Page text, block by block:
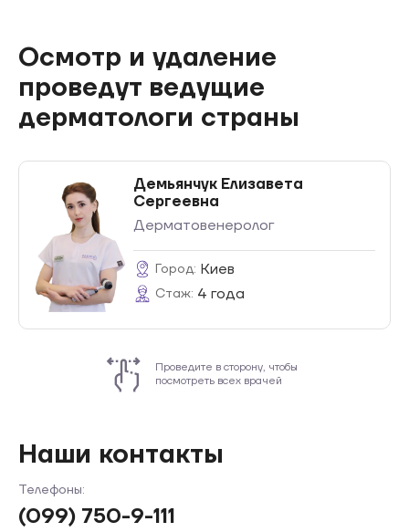
Осмотр и удаление
проведут ведущие
дерматологи страны
Дерматовенеролог
Демьянчук Елизавета
Сергеевна
Город: Киев
Стаж: 4 года
Проведите в сторону, чтобы
посмотреть всех врачей
Наши контакты
Телефоны:
(099) 750-9-111